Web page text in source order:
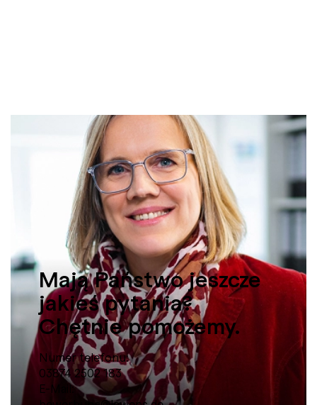
Mają Państwo jeszcze
jakieś pytania?
Chętnie pomożemy.
Numer telefonu:
03874 2502 183
E-Mail: